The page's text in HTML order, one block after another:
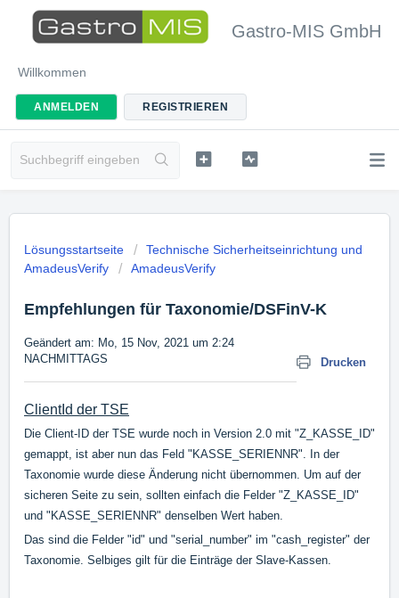
Gastro-MIS GmbH
Willkommen
ANMELDEN REGISTRIEREN
Lösungsstartseite
Technische Sicherheitseinrichtung und
AmadeusVerify
AmadeusVerify
Empfehlungen für Taxonomie/DSFinV-K
Drucken
Geändert am: Mo, 15 Nov, 2021 um 2:24
NACHMITTAGS
ClientId der TSE
Die Client-ID der TSE wurde noch in Version 2.0 mit "Z_KASSE_ID"
gemappt, ist aber nun das Feld "KASSE_SERIENNR". In der
Taxonomie wurde diese Änderung nicht übernommen. Um auf der
sicheren Seite zu sein, sollten einfach die Felder "Z_KASSE_ID"
und "KASSE_SERIENNR" denselben Wert haben.
Das sind die Felder "id" und "serial_number" im "cash_register" der
Taxonomie. Selbiges gilt für die Einträge der Slave-Kassen.